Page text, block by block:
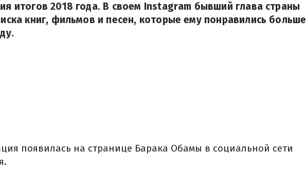
итогов 2018 года. В своем Instagram бывший глава страны
книг, фильмов и песен, которые ему понравились больше
появилась на странице Барака Обамы в социальной сети